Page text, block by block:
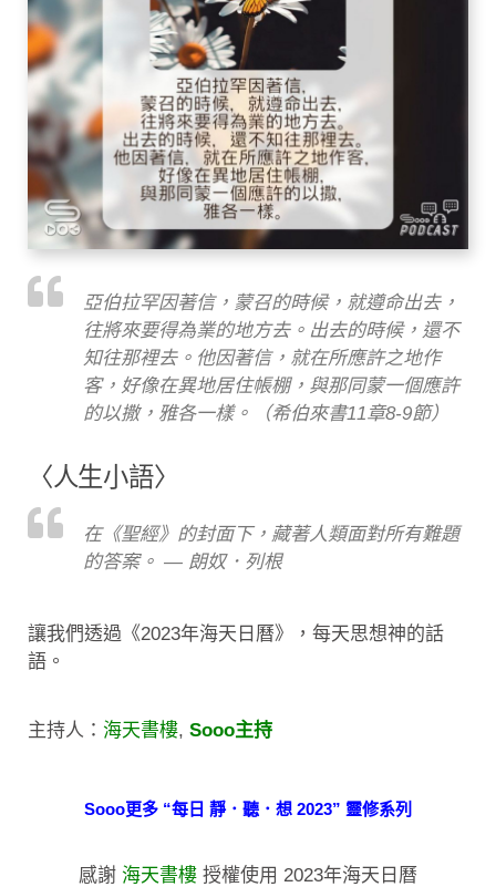
亞伯拉罕因著信，蒙召的時候，就遵命出去，
往將來要得為業的地方去。出去的時候，還不
知往那裡去。他因著信，就在所應許之地作
客，好像在異地居住帳棚，與那同蒙一個應許
的以撒，雅各一樣。（希伯來書11章8-9節）
〈人生小語〉
在《聖經》的封面下，藏著人類面對所有難題
的答案。 — 朗奴．列根
讓我們透過《2023年海天日曆》，每天思想神的話
語。
主持人： 海天書樓, Sooo主持
Sooo更多 “每日 靜．聽．想 2023” 靈修系列
感謝 海天書樓 授權使用 2023年海天日曆